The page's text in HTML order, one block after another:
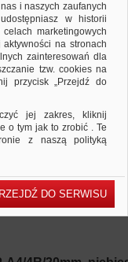
i naszych zaufanych
w historii
marketingowych
na stronach
zainteresowań dla
tzw. cookies na
przycisk „Przejdź do
jej zakres, kliknij
o tym jak to zrobić . Te
z naszą polityką
konta. Każda
dowolnym momencie
DO SERWISU